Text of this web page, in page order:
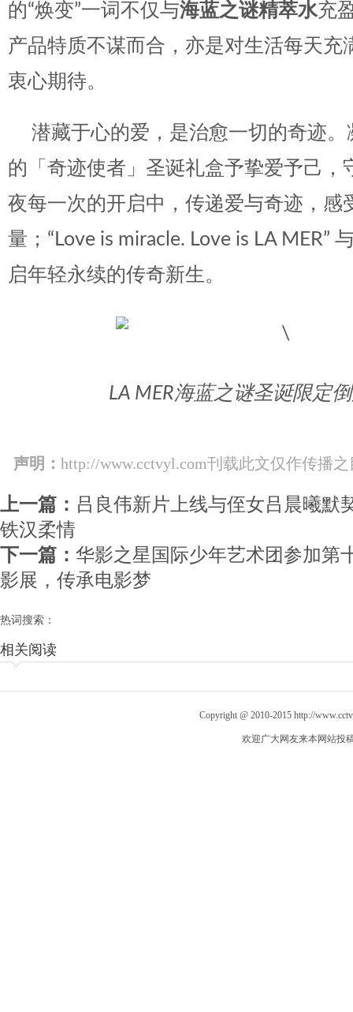
的“焕变”一词不仅与海蓝之谜精萃水充
产品特质不谋而合，亦是对生活每天充
衷心期待。
潜藏于心的爱，是治愈一切的奇迹
的「奇迹使者」圣诞礼盒予挚爱予己，
夜每一次的开启中，传递爱与奇迹，感
量；“Love is miracle. Love is LA MER”
启年轻永续的传奇新生。
LA MER海蓝之谜圣诞限定
声明： http://www.cctvyl.com刊载此文仅作传播
上一篇： 吕良伟新片上线与侄女吕晨曦默
铁汉柔情
下一篇： 华影之星国际少年艺术团参加第
影展，传承电影梦
热词搜索：
相关阅读
Copyright @ 2010-2015http://
欢迎广大网友来本网站投